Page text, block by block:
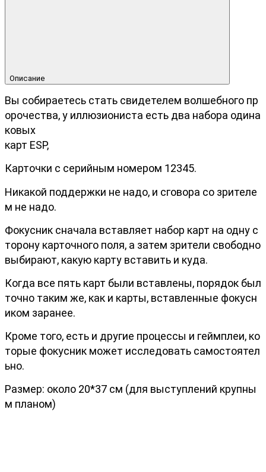
Описание
Вы собираетесь стать свидетелем волшебного пр
орочества, у иллюзиониста есть два набора одина
ковых
карт ESP,
Карточки с серийным номером 12345.
Никакой поддержки не надо, и сговора со зрителе
м не надо.
Фокусник сначала вставляет набор карт на одну с
торону карточного поля, а затем зрители свободно
выбирают, какую карту вставить и куда.
Когда все пять карт были вставлены, порядок был
точно таким же, как и карты, вставленные фокусн
иком заранее.
Кроме того, есть и другие процессы и геймплеи, ко
торые фокусник может исследовать самостоятел
ьно.
Размер: около 20*37 см (для выступлений крупны
м планом)